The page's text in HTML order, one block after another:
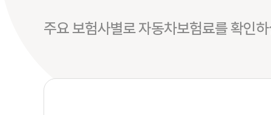
주요 보험사별로 자동차보험료를 확인